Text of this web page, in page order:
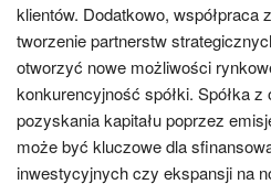
klientów. Dodatkowo, współpraca
tworzenie partnerstw
otworzyć nowe możliwości
konkurencyjność spółki. Spółka
pozyskania kapitału poprzez
może być kluczowe dla
inwestycyjnych czy ekspansji na